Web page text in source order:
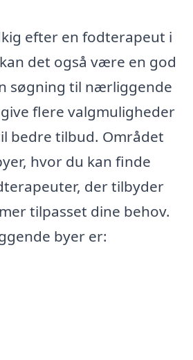
efter en fodterapeut i
det også være en god
søgning til nærliggende
flere valgmuligheder
bedre tilbud. Området
hvor du kan finde
der tilbyder
tilpasset dine behov.
byer er: